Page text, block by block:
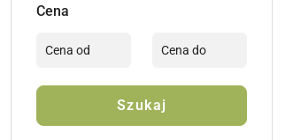
Cena
Szukaj